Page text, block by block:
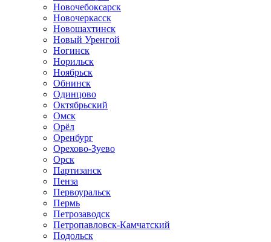
Новочебоксарск
Новочеркасск
Новошахтинск
Новый Уренгой
Ногинск
Норильск
Ноябрьск
Обнинск
Одинцово
Октябрьский
Омск
Орёл
Оренбург
Орехово-Зуево
Орск
Партизанск
Пенза
Первоуральск
Пермь
Петрозаводск
Петропавловск-Камчатский
Подольск